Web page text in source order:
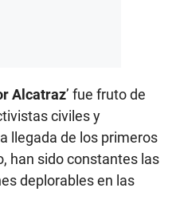
Alcatraz’ fue fruto de
civiles y
llegada de los primeros
han sido constantes las
deplorables en las